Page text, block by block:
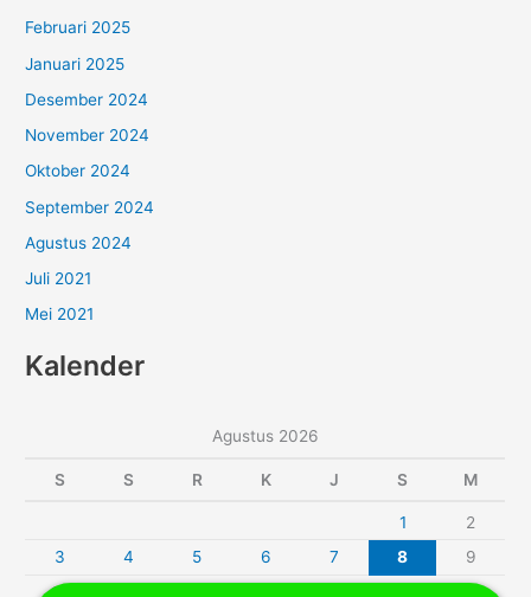
Februari 2025
Januari 2025
Desember 2024
November 2024
Oktober 2024
September 2024
Agustus 2024
Juli 2021
Mei 2021
Kalender
Agustus 2026
S S R K J S M
1
2
3
4 5 6 7 8
9
10